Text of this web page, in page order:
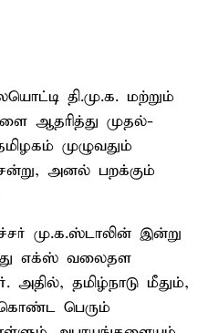
தி.மு.க. மற்றும்
ஆதரித்து முதல்-
முழுவதும்
அனல் பறக்கும்
மு.க.ஸ்டாலின் இன்று
எக்ஸ் வலைதள
அதில், தமிழ்நாடு மீதும்,
பெரும்